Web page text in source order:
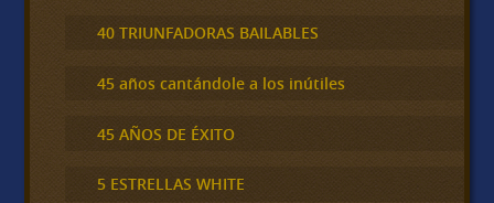
40 TRIUNFADORAS BAILABLES
45 años cantándole a los inútiles
45 AÑOS DE ÉXITO
5 ESTRELLAS WHITE